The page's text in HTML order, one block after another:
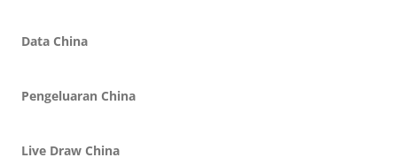
Data China
Pengeluaran China
Live Draw China